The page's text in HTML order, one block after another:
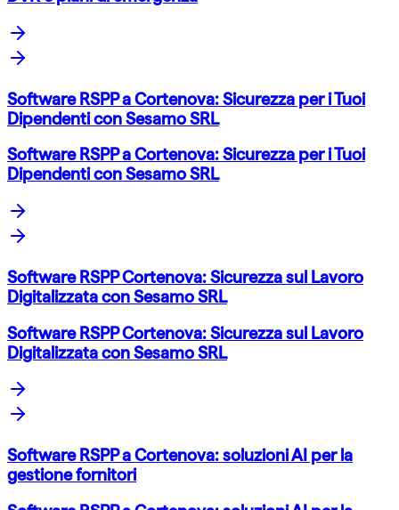
Software RSPP a Cortenova: Sicurezza per i Tuoi
Dipendenti con Sesamo SRL
Software RSPP a Cortenova: Sicurezza per i Tuoi
Dipendenti con Sesamo SRL
Software RSPP Cortenova: Sicurezza sul Lavoro
Digitalizzata con Sesamo SRL
Software RSPP Cortenova: Sicurezza sul Lavoro
Digitalizzata con Sesamo SRL
Software RSPP a Cortenova: soluzioni AI per la
gestione fornitori